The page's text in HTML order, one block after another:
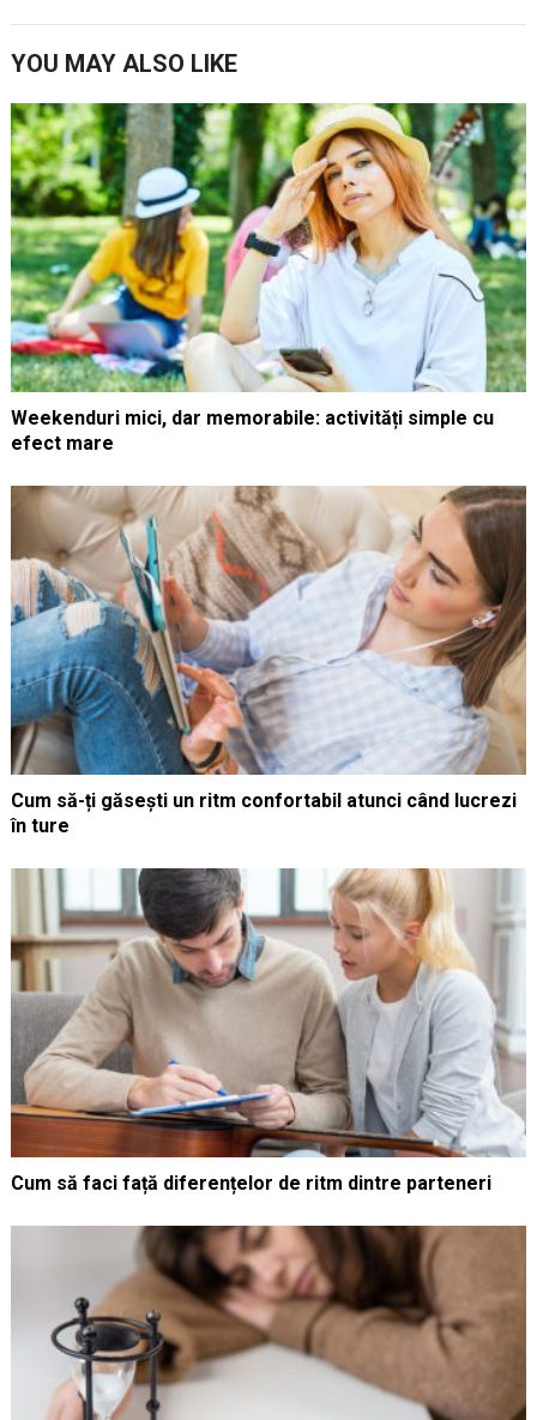
YOU MAY ALSO LIKE
Weekenduri mici, dar memorabile: activități simple cu
efect mare
Cum să-ți găsești un ritm confortabil atunci când lucrezi
în ture
Cum să faci față diferențelor de ritm dintre parteneri